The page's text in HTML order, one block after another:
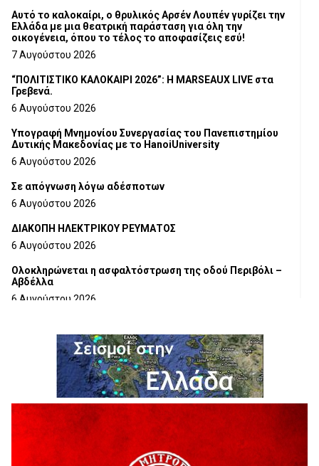
Αυτό το καλοκαίρι, ο θρυλικός Αρσέν Λουπέν γυρίζει την
Ελλάδα με μια θεατρική παράσταση για όλη την
οικογένεια, όπου το τέλος το αποφασίζεις εσύ!
7 Αυγούστου 2026
“ΠΟΛΙΤΙΣΤΙΚΟ ΚΑΛΟΚΑΙΡΙ 2026”: Η MARSEAUX LIVE στα
Γρεβενά.
6 Αυγούστου 2026
Υπογραφή Μνημονίου Συνεργασίας του Πανεπιστημίου
Δυτικής Μακεδονίας με το HanoiUniversity
6 Αυγούστου 2026
Σε απόγνωση λόγω αδέσποτων
6 Αυγούστου 2026
ΔΙΑΚΟΠΗ ΗΛΕΚΤΡΙΚΟΥ ΡΕΥΜΑΤΟΣ
6 Αυγούστου 2026
Ολοκληρώνεται η ασφαλτόστρωση της οδού Περιβόλι –
Αβδέλλα
6 Αυγούστου 2026
5 Αυγούστου 2026
Ο ΑΝΔΡΕΑΣ ΑΣΛΑΝΙΔΗΣ ΣΥΝΕΧΙΖΕΙ ΣΤΟΝ ΠΡΩΤΕΑ
ΓΡΕΒΕΝΩΝ
5 Αυγούστου 2026
Ευχαριστήριο Εκπολιτιστικού Συλλόγου Ταξιάρχη προς κ.
Παρασχάκη Αθανάσιο